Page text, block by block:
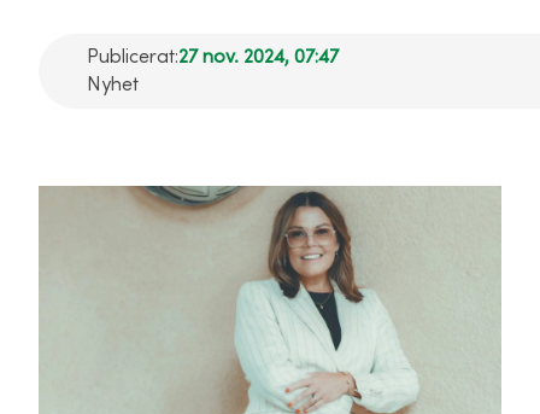
Publicerat:27 nov. 2024, 07:47
Nyhet